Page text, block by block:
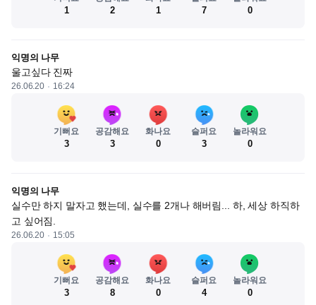
1 2 1 7 0
익명의 나무
울고싶다 진짜
26.06.20 16:24
기뻐요
3
공감해요
3
화나요
0
슬퍼요
3
놀라워요
0
익명의 나무
실수만 하지 말자고 했는데, 실수를 2개나 해버림... 하, 세상 하직하
고 싶어짐.
26.06.20 15:05
기뻐요
3
공감해요
8
화나요
0
슬퍼요
4
놀라워요
0